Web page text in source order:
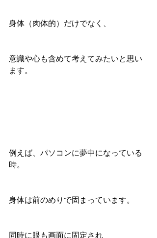
身体（肉体的）だけでなく、
意識や心も含めて考えてみたいと思い
ます。
例えば、パソコンに夢中になっている
時。
身体は前のめりで固まっています。
同時に眼も画面に固定され